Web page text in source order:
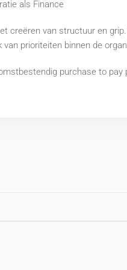
als Finance
creëren van structuur en
prioriteiten binnen de
purchase to